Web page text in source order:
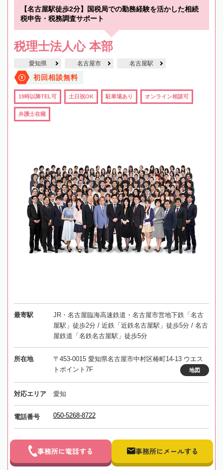
【名古屋駅徒歩2分】国税局での勤務経験を活かした相続
税申告・税務調査サポート
税理士法人心 本部
愛知県 名古屋市 名古屋駅
初回相談無料
19時以降TEL可 土日祝OK 駐車場あり オンライン相談可
弁護士在籍
最寄駅
JR・名古屋臨海高速鉄道・名古屋市営地下鉄「名古
屋駅」徒歩2分 / 近鉄「近鉄名古屋駅」徒歩5分 / 名古
屋鉄道「名鉄名古屋駅」徒歩5分
所在地
〒453-0015 愛知県名古屋市中村区椿町14-13 ウエス
トポイント7F
地図
対応エリア 愛知
電話番号 050-5268-8722
事務所に電話する 事務所にメールする